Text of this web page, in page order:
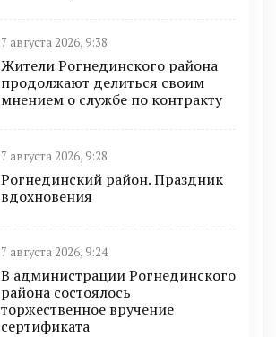
7 августа 2026, 9:38
Жители Рогнединского района
продолжают делиться своим
мнением о службе по контракту
7 августа 2026, 9:28
Рогнединский район. Праздник
вдохновения
7 августа 2026, 9:24
В администрации Рогнединского
района состоялось
торжественное вручение
сертификата